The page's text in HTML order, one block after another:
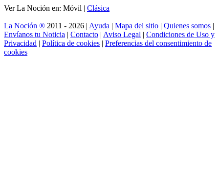
Ver La Noción en: Móvil | Clásica
La Noción ® 2011 - 2026 | Ayuda | Mapa del sitio | Quienes somos |
Envíanos tu Noticia | Contacto | Aviso Legal | Condiciones de Uso y
Privacidad | Política de cookies | Preferencias del consentimiento de
cookies